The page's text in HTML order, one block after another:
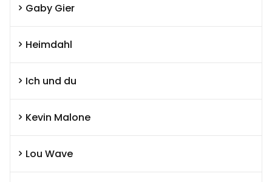
Gaby Gier
Heimdahl
Ich und du
Kevin Malone
Lou Wave